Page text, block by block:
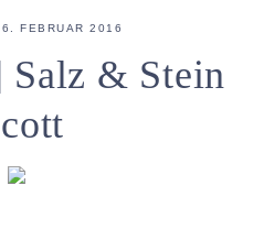
6. FEBRUAR 2016
Salz & Stein